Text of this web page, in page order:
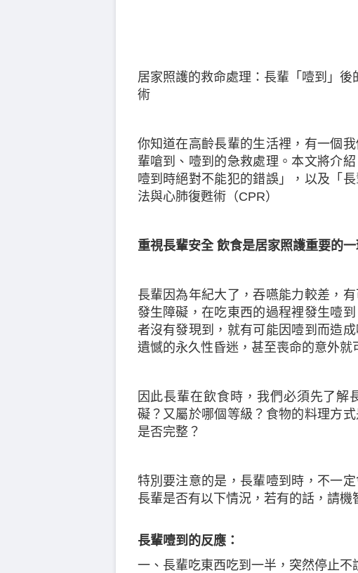
居家照護的救命處理：長輩「噎到」
術
你知道在高齡長輩的生活裡，有一個
輩嗆到、噎到的急救處理。本文將介
噎到時絕對不能犯的錯誤」，以及「
法與心肺復甦術（CPR）
重視長輩安全 飲食是居家照護重要的
長輩因為年紀大了，吞嚥能力較差，
發生障礙，在吃東西的過程裡發生噎
者沒有發現到，就有可能因噎到而造
遺憾的永久性昏迷，甚至喪命的意外就
因此長輩在飲食時，我們必須先了
礙？又屬於哪個等級？食物的料理方
是否完整？
特別要注意的是，長輩噎到時，不一
長輩是否有以下情況，若有的話，請機
長輩噎到的反應：
一、長輩吃東西吃到一半，突然停止不